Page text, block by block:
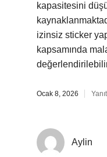
kapasitesini
izinsiz sticker
kapsamında
Ocak 8, 2026
Aylin